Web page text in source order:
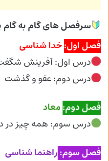
سرفصل های گام به
فصل اول:خدا شناسی
درس اول: آفرینش
درس دوم: عفو و گذشت
فصل دوم: معاد
درس سوم: همه چیز در
فصل سوم: راهنما شناسی